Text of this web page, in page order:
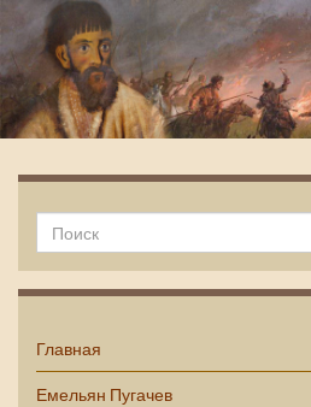
Емельян Пугачев
Главная
Емельян Пугачев